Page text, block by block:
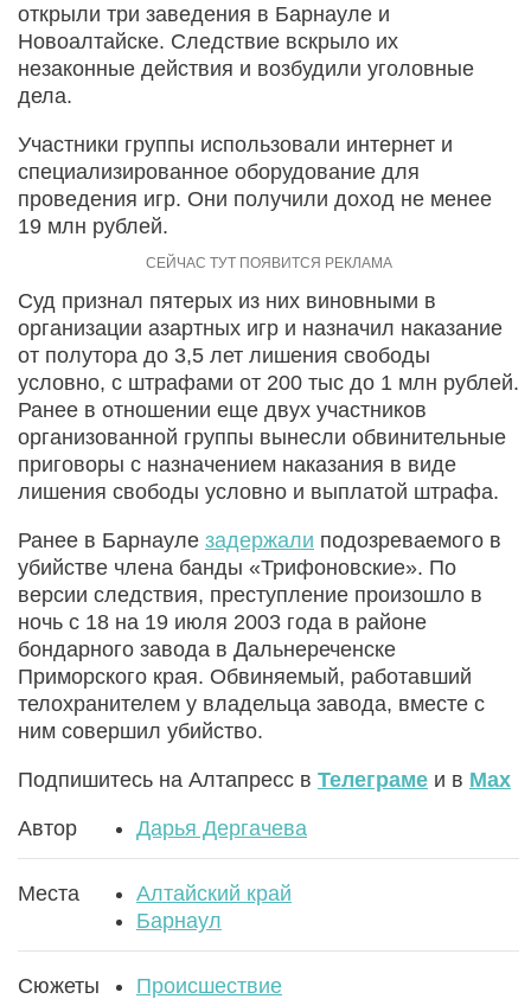
открыли три заведения в Барнауле и
Новоалтайске. Следствие вскрыло их
незаконные действия и возбудили уголовные
дела.
Участники группы использовали интернет и
специализированное оборудование для
проведения игр. Они получили доход не менее
19 млн рублей.
Суд признал пятерых из них виновными в
организации азартных игр и назначил наказание
от полутора до 3,5 лет лишения свободы
условно, с штрафами от 200 тыс до 1 млн рублей.
Ранее в отношении еще двух участников
организованной группы вынесли обвинительные
приговоры с назначением наказания в виде
лишения свободы условно и выплатой штрафа.
Ранее в Барнауле задержали подозреваемого в
убийстве члена банды «Трифоновские». По
версии следствия, преступление произошло в
ночь с 18 на 19 июля 2003 года в районе
бондарного завода в Дальнереченске
Приморского края. Обвиняемый, работавший
телохранителем у владельца завода, вместе с
ним совершил убийство.
Подпишитесь на Алтапресс в Телеграме и в Max
Автор Дарья Дергачева
Места
Алтайский край
Барнаул
Сюжеты Происшествие